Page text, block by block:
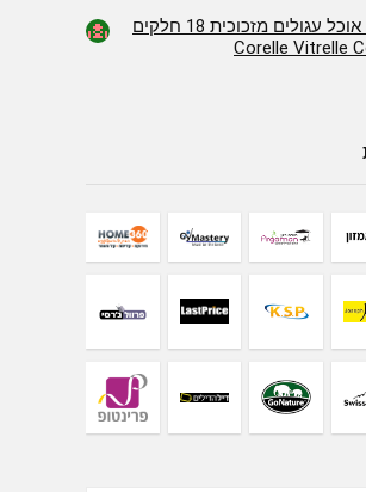
סט כלי אוכל עגולים מזכוכית 18 חלקים
Corelle Vitrelle